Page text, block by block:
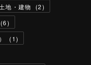
地・建物 (2)
(6)
(1)